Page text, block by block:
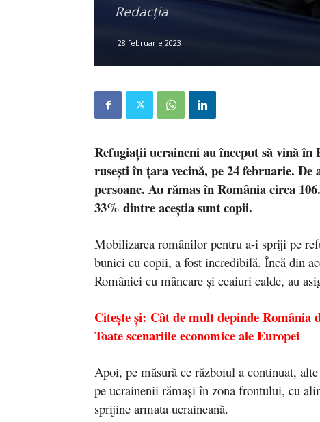
Redacția
28 februarie 2023
Refugiații ucraineni au început să vină
rusești în țara vecină, pe 24 februarie.
persoane. Au rămas în România circa
33% dintre aceștia sunt copii.
Mobilizarea românilor pentru a-i spriji pe
bunici cu copii, a fost incredibilă. Încă din
României cu mâncare și ceaiuri calde, au
Citește și: Cât de mult depinde
Toate scenariile economice ale Europei
Apoi, pe măsură ce războiul a continuat,
pe ucrainenii rămași în zona frontului, cu
sprijine armata ucraineană.